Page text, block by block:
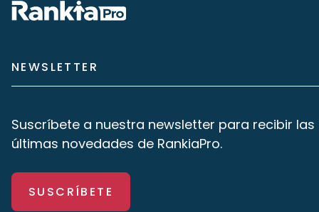
NEWSLETTER
Suscríbete a nuestra newsletter para recibir las
últimas novedades de RankiaPro.
SUSCRÍBETE